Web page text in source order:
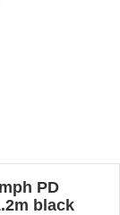
PD
black